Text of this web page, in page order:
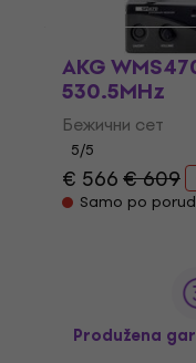
AKG
530.5MHz
Бежични сет
5/5
€ 566€ 609
Samo po
Produžena